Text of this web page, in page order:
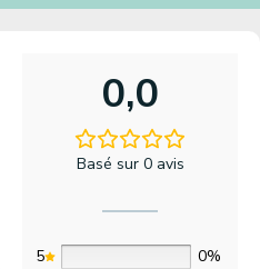
0,0
Basé sur 0 avis
5
0%